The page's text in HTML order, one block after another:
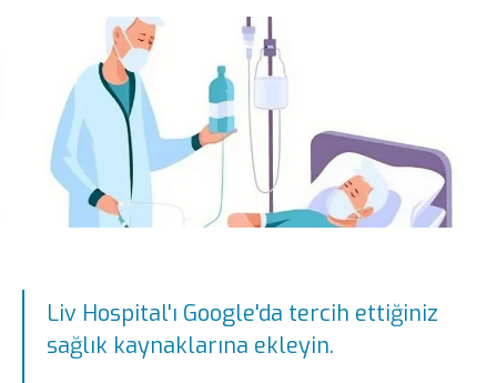
Liv Hospital'ı Google'da tercih ettiğiniz
sağlık kaynaklarına ekleyin.